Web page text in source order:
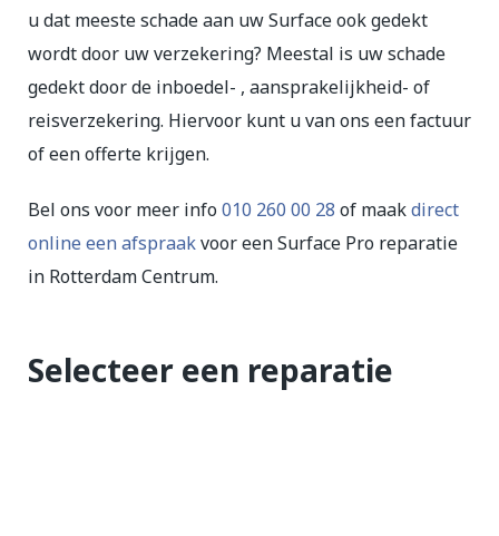
u dat meeste schade aan uw Surface ook gedekt
wordt door uw verzekering? Meestal is uw schade
gedekt door de inboedel- , aansprakelijkheid- of
reisverzekering. Hiervoor kunt u van ons een factuur
of een offerte krijgen.
Bel ons voor meer info010 260 00 28 of maakdirect
online een afspraakvoor een Surface Pro reparatie
in Rotterdam Centrum.
Selecteer een reparatie